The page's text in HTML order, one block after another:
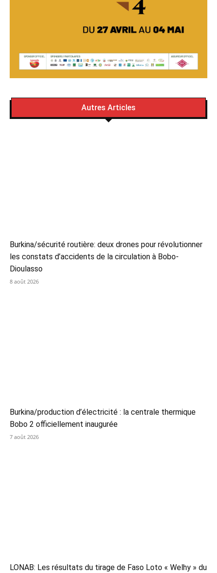
Autres Articles
Burkina/sécurité routière: deux drones pour révolutionner
les constats d’accidents de la circulation à Bobo-
Dioulasso
8 août 2026
Burkina/production d’électricité : la centrale thermique
Bobo 2 officiellement inaugurée
7 août 2026
LONAB: Les résultats du tirage de Faso Loto « Welhy » du